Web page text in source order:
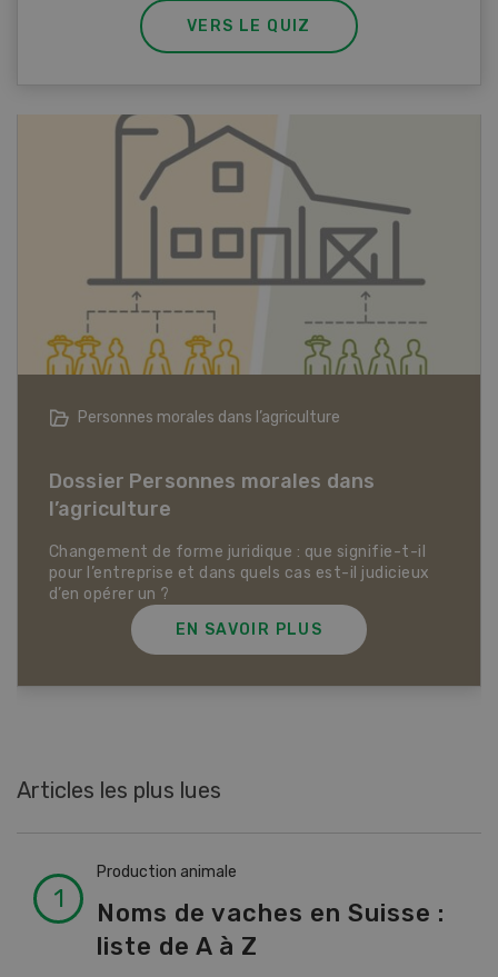
VERS LE QUIZ
Articles biologiques
Dossier Articles biologiques
EN SAVOIR PLUS
Articles les plus lues
Production animale
Noms de vaches en Suisse :
liste de A à Z